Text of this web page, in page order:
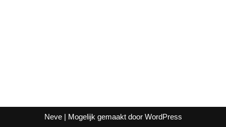
Neve| Mogelijk gemaakt door WordPress